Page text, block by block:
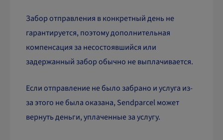
Забор отправления в конкретный день не
гарантируется, поэтому дополнительная
компенсация за несостоявшийся или
задержанный забор обычно не выплачивается.
Если отправление не было забрано и услуга из-
за этого не была оказана, Sendparcel может
вернуть деньги, уплаченные за услугу.